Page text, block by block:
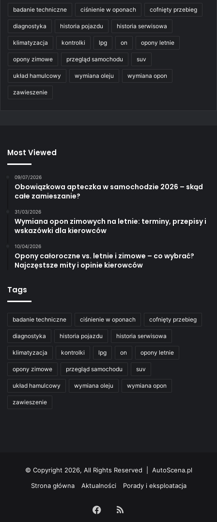
badanie techniczne ciśnienie w oponach cofnięty przebieg
diagnostyka historia pojazdu historia serwisowa
klimatyzacja kontrolki lpg on opony letnie
opony zimowe przegląd samochodu suv
układ hamulcowy wymiana oleju wymiana opon
zawieszenie
Most Viewed
09/07/2026
Obowiązkowa apteczka w samochodzie 2026 – skąd
całe zamieszanie?
31/03/2026
Wymiana opon zimowych na letnie: terminy, przepisy i
wskazówki dla kierowców
10/04/2026
Opony całoroczne vs. letnie i zimowe – co wybrać?
Najczęstsze mity i opinie kierowców
Tags
badanie techniczne ciśnienie w oponach cofnięty przebieg
diagnostyka historia pojazdu historia serwisowa
klimatyzacja kontrolki lpg on opony letnie
opony zimowe przegląd samochodu suv
układ hamulcowy wymiana oleju wymiana opon
zawieszenie
© Copyright 2026, All Rights Reserved | AutoScena.pl
Strona główna
Aktualności Porady i eksploatacja
Facebook